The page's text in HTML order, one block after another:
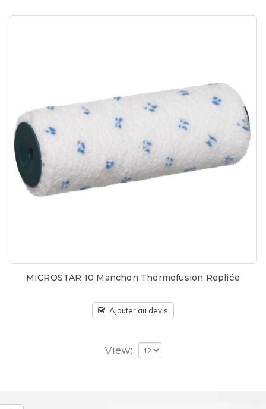
MICROSTAR 10 Manchon Thermofusion Repliée
Ajouter au devis
View: